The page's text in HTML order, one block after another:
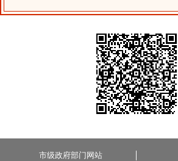
市级政府部门网站